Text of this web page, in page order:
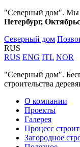
"Северный дом". Мы
Петербург,
Северный дом
RUS
RUS ENG ITL NOR
"Северный дом".
строительства
О компании
Проекты
Галерея
Процесс
Загородное